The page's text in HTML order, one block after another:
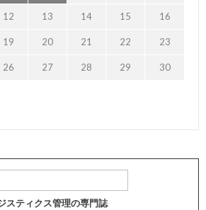
12 13 14 15 16
19 20 21 22 23
26 27 28 29 30
スティクス管理の専門誌